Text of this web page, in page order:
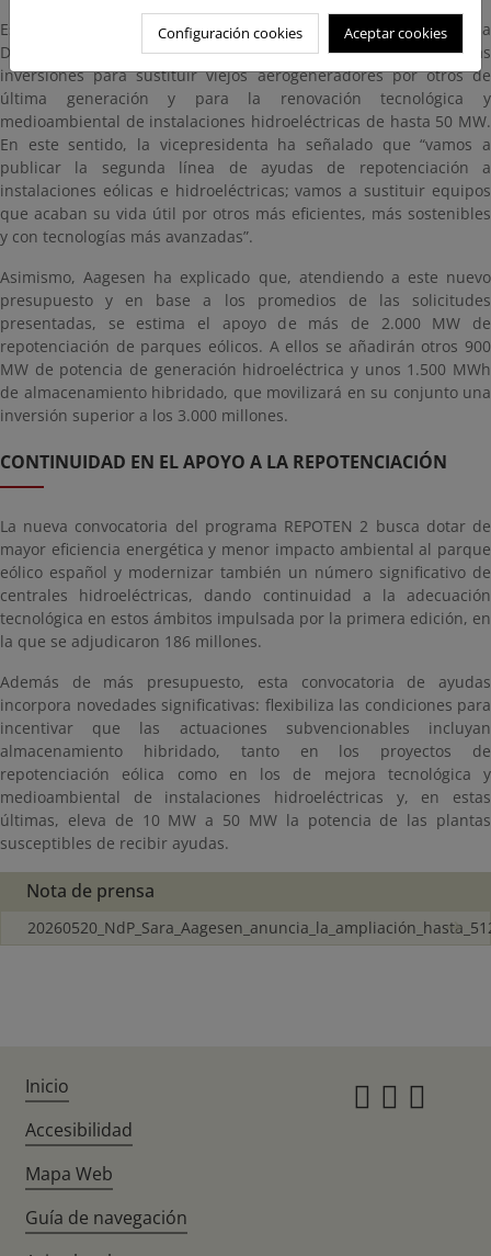
Esta línea de ayudas, gestionada por el Instituto para la
Diversificación y Ahorro de la Energía (IDAE), incentiva las
inversiones para sustituir viejos aerogeneradores por otros de
última generación y para la renovación tecnológica y
medioambiental de instalaciones hidroeléctricas de hasta 50 MW.
En este sentido, la vicepresidenta ha señalado que “vamos a
publicar la segunda línea de ayudas de repotenciación a
instalaciones eólicas e hidroeléctricas; vamos a sustituir equipos
que acaban su vida útil por otros más eficientes, más sostenibles
y con tecnologías más avanzadas”.
Asimismo, Aagesen ha explicado que, atendiendo a este nuevo
presupuesto y en base a los promedios de las solicitudes
presentadas, se estima el apoyo de más de 2.000 MW de
repotenciación de parques eólicos. A ellos se añadirán otros 900
MW de potencia de generación hidroeléctrica y unos 1.500 MWh
de almacenamiento hibridado, que movilizará en su conjunto una
inversión superior a los 3.000 millones.
CONTINUIDAD EN EL APOYO A LA REPOTENCIACIÓN
La nueva convocatoria del programa REPOTEN 2 busca dotar de
mayor eficiencia energética y menor impacto ambiental al parque
eólico español y modernizar también un número significativo de
centrales hidroeléctricas, dando continuidad a la adecuación
tecnológica en estos ámbitos impulsada por la primera edición, en
la que se adjudicaron 186 millones.
Además de más presupuesto, esta convocatoria de ayudas
incorpora novedades significativas: flexibiliza las condiciones para
incentivar que las actuaciones subvencionables incluyan
almacenamiento hibridado, tanto en los proyectos de
repotenciación eólica como en los de mejora tecnológica y
medioambiental de instalaciones hidroeléctricas y, en estas
últimas, eleva de 10 MW a 50 MW la potencia de las plantas
susceptibles de recibir ayudas.
Nota de prensa
Configuración cookies Aceptar cookies
Inicio
Accesibilidad
Mapa Web
Guía de navegación